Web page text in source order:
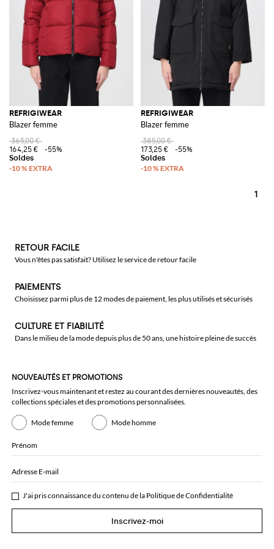
REFRIGIWEAR
Blazer femme
365,00 €
164,25 €
-55%
REFRIGIWEAR
Blazer femme
385,00 €
173,25 €
-55%
1
RETOUR FACILE
Vous n'êtes pas satisfait? Utilisez le service de retour facile
PAIEMENTS
Choisissez parmi plus de 12 modes de paiement, les plus utilisés et sécurisés
CULTURE ET FIABILITÉ
Dans le milieu de la mode depuis plus de 50 ans, une histoire pleine de succès
NOUVEAUTÉS ET PROMOTIONS
Inscrivez-vous maintenant et restez au courant des dernières nouveautés, des
collections spéciales et des promotions personnalisées.
Mode femme Mode homme
Prénom
Adresse E-mail
J'ai pris connaissance du contenu de la Politique de Confidentialité
Inscrivez-moi